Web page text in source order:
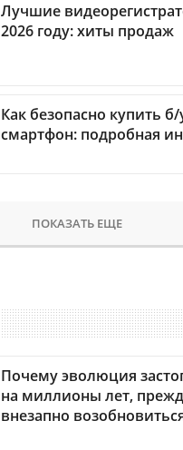
Лучшие
2026 году: хиты продаж
Как безопасно купить б/
смартфон: подробная
ПОКАЗАТЬ ЕЩЕ
Почему эволюция
на миллионы лет,
внезапно